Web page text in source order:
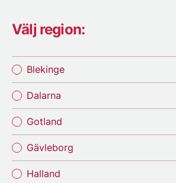
Välj region:
Blekinge
Dalarna
Gotland
Gävleborg
Halland